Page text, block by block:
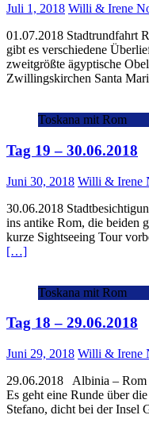
Juli 1, 2018 Willi & Irene
01.07.2018 Stadtrundfahrt
gibt es verschiedene
zweitgrößte ägyptische
Zwillingskirchen Santa
Toskana mit Rom
Tag 19 – 30.06.2018
Juni 30, 2018 Willi & Irene
30.06.2018
ins antike Rom, die beiden
kurze Sightseeing Tour
[…]
Toskana mit Rom
Tag 18 – 29.06.2018
Juni 29, 2018 Willi & Irene
29.06.2018 Albinia – Rom
Es geht eine Runde über
Stefano, dicht bei der